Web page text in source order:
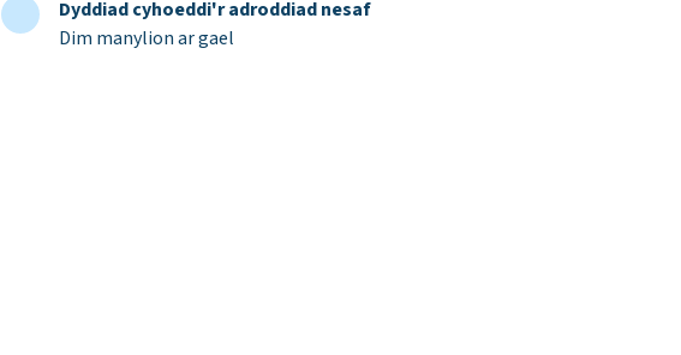
Dyddiad cyhoeddi'r adroddiad nesaf
Dim manylion ar gael